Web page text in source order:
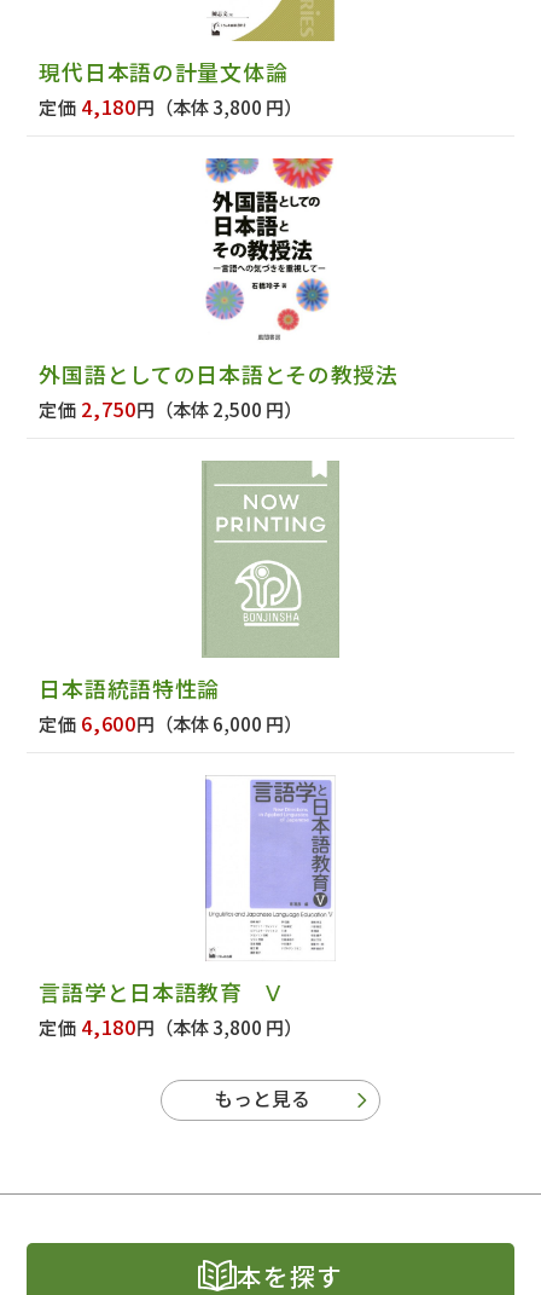
現代日本語の計量文体論
定価 4,180円 （本体 3,800 円）
外国語としての日本語とその教授法
定価 2,750円 （本体 2,500 円）
日本語統語特性論
定価 6,600円 （本体 6,000 円）
言語学と日本語教育 Ⅴ
定価 4,180円 （本体 3,800 円）
もっと見る
本を探す